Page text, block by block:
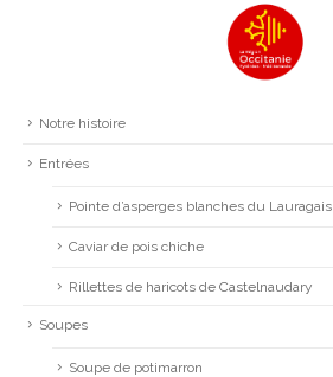
Notre histoire
Entrées
Pointe d’asperges blanches du Lauragais
Caviar de pois chiche
Rillettes de haricots de Castelnaudary
Soupes
Soupe de potimarron